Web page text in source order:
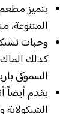
يتميز
المتنوعة،
وجبات
كذلك
السموكى
يقدم أيضاً